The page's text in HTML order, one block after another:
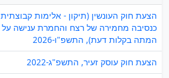
הצעת חוק העונשין (תיקון - אלימות קבוצתית
כנסיבה מחמירה של רצח והחמרת ענישה על
המתה בקלות דעת), התשפ"ו-2026
הצעת חוק עוסק זעיר, התשפ"ג-2022